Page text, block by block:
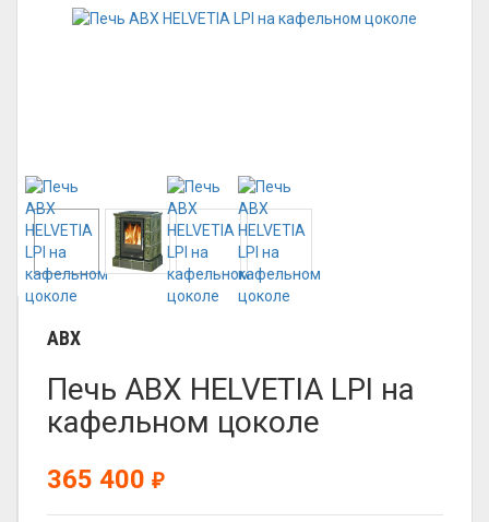
ABX
Печь ABX HELVETIA LPI на
кафельном цоколе
365 400 ₽